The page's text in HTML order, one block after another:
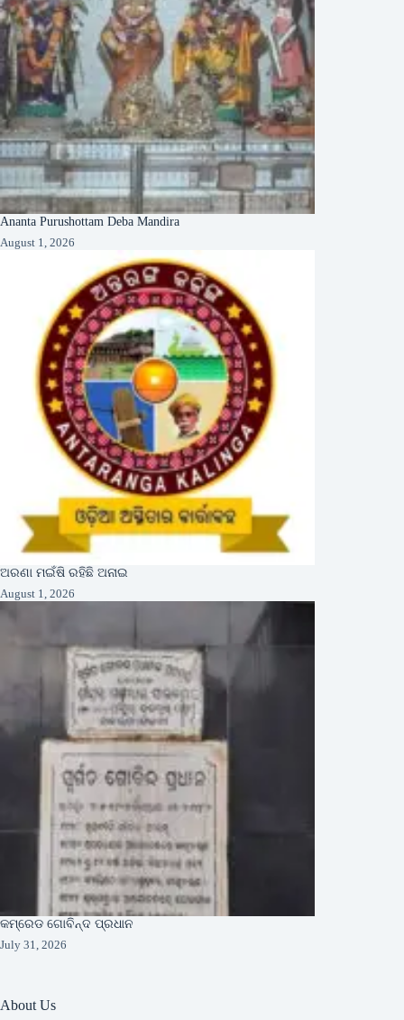
Ananta Purushottam Deba Mandira
August 1, 2026
ଅରଣା ମଇଁଷି ରହିଛି ଅନାଇ
August 1, 2026
କମ୍ରେଡ ଗୋବିନ୍ଦ ପ୍ରଧାନ
July 31, 2026
About Us